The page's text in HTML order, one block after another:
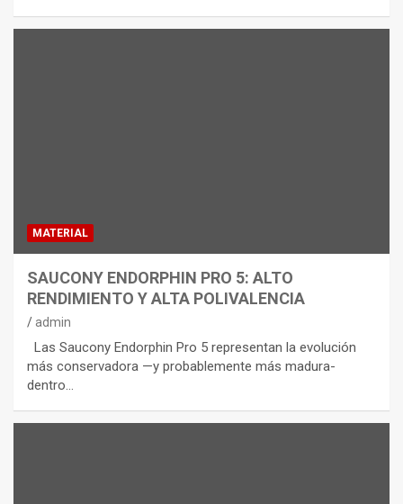
MATERIAL
SAUCONY ENDORPHIN PRO 5: ALTO
RENDIMIENTO Y ALTA POLIVALENCIA
admin
Las Saucony Endorphin Pro 5 representan la evolución
más conservadora —y probablemente más madura-
dentro…